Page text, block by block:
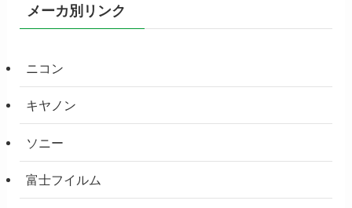
メーカ別リンク
ニコン
キヤノン
ソニー
富士フイルム